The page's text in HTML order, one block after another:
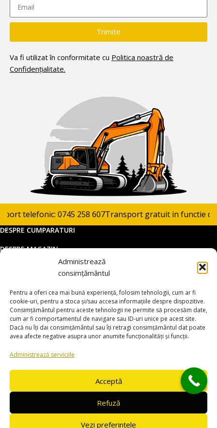
Administrează
consimțământul
Pentru a oferi cea mai bună experiență, folosim tehnologii, cum ar fi
cookie-uri, pentru a stoca și/sau accesa informațiile despre dispozitive.
Consimțământul pentru aceste tehnologii ne permite să procesăm date,
cum ar fi comportamentul de navigare sau ID-uri unice pe acest site.
Dacă nu îți dai consimțământul sau îți retragi consimțământul dat poate
avea afecte negative asupra unor anumite funcționalități și funcții.
Administrează serviciile
Acceptă
Refuză
Vezi preferințele
Trimite
Va fi utilizat în conformitate cu Politica noastră de
Confidențialitate.
telefonic: 0745 258 607Transport gratuit in functie de
DESPRE CUMPARATURI
DESPRE MAGAZIN
© 2025 utilajemacao.ro. Toate drepturile rezervate
Magazin online dezvoltat dewww.smartsites.ro